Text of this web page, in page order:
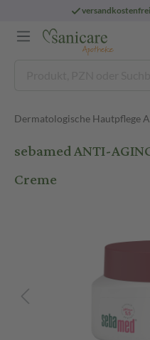
versandkostenfrei
Dermatologische Hautpflege
sebamed ANTI-
Creme